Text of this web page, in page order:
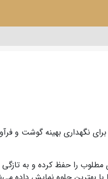
برای نگهداری بهینه گوشت و
را حفظ کرده و به